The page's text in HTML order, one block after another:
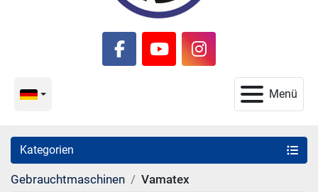
facebook
youtubeinstagram
Menü
Kategorien
Gebrauchtmaschinen Vamatex